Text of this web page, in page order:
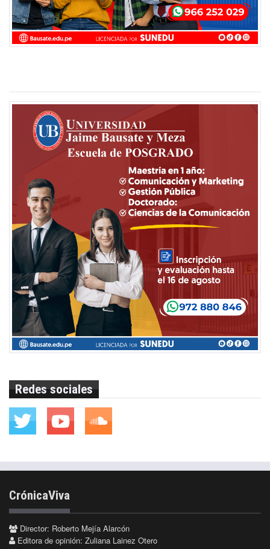
Redes sociales
CrónicaViva
Director: Roberto Mejía Alarcón
Editora de opinión: Zuliana Lainez Otero